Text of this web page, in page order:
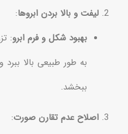
لیفت و بالا بردن ابروها:
بهبود شکل و فرم ابرو:
به طور طبیعی بالا
ببخشد.
اصلاح عدم تقارن صورت: